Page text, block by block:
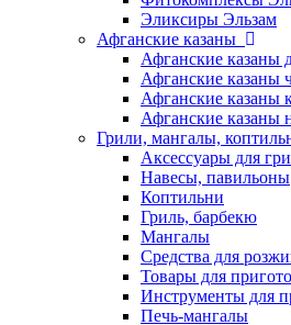
Эликсиры Эльзам
Афганские казаны
Афганские казаны
Афганские казаны
Афганские казаны
Афганские казаны
Грили, мангалы,
Аксессуары для
Навесы, павильоны
Коптильни
Гриль, барбекю
Мангалы
Средства для
Товары для
Инструменты для
Печь-мангалы